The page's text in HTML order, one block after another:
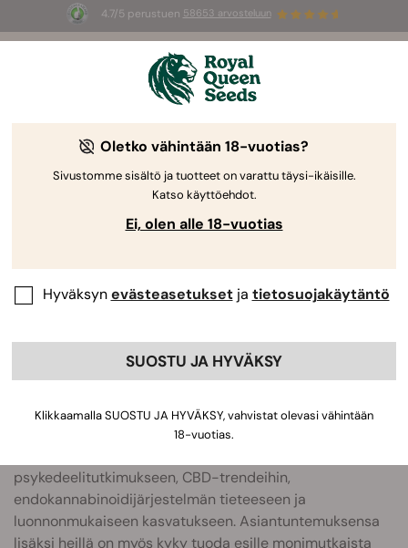
4.7/5 perustuen 58653 arvosteluun
Summer Sales: jopa –50 %
valikoiduista tuotteista! ⏤
Toimitusprosessimme | Royal Queen
Seeds
Meillä Royal Queen Seedsillä toimintafilosofiamme
tulee esille toimitusprosessissamme.
paikkansapitävää tietoa mahdollisimman selkeällä
tavalla. Julkaisumme ovat asiantuntijoiden kirjoittamia ja
kannabinoidi- ja terpeenitutkimuksen,
endokannabinoidijärjestelmän tieteen, kannabiksen
ammattikirjoittajia ja -toimittajia
psykedeelitutkimukseen, CBD-trendeihin,
endokannabinoidijärjestelmän tieteeseen ja
luonnonmukaiseen kasvatukseen. Asiantuntemuksensa
lisäksi heillä on myös kyky tuoda esille monimutkaista
Oletko vähintään 18-vuotias?
Sivustomme sisältö ja tuotteet on varattu täysi-ikäisille.
Katso käyttöehdot.
Ei, olen alle 18-vuotias
Hyväksynevästeasetuksetja tietosuojakäytäntö
SUOSTU JA HYVÄKSY
Klikkaamalla SUOSTU JA HYVÄKSY, vahvistat olevasi vähintään
18-vuotias.